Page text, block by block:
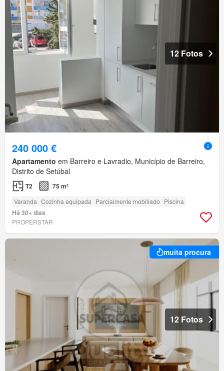
12 Fotos
240 000 €
Apartamento em Barreiro e Lavradio, Município de Barreiro,
Distrito de Setúbal
T2 75 m²
Varanda Cozinha equipada Parcialmente mobiliado Piscina
Há 30+ dias
PROPERSTAR
muita procura
12 Fotos